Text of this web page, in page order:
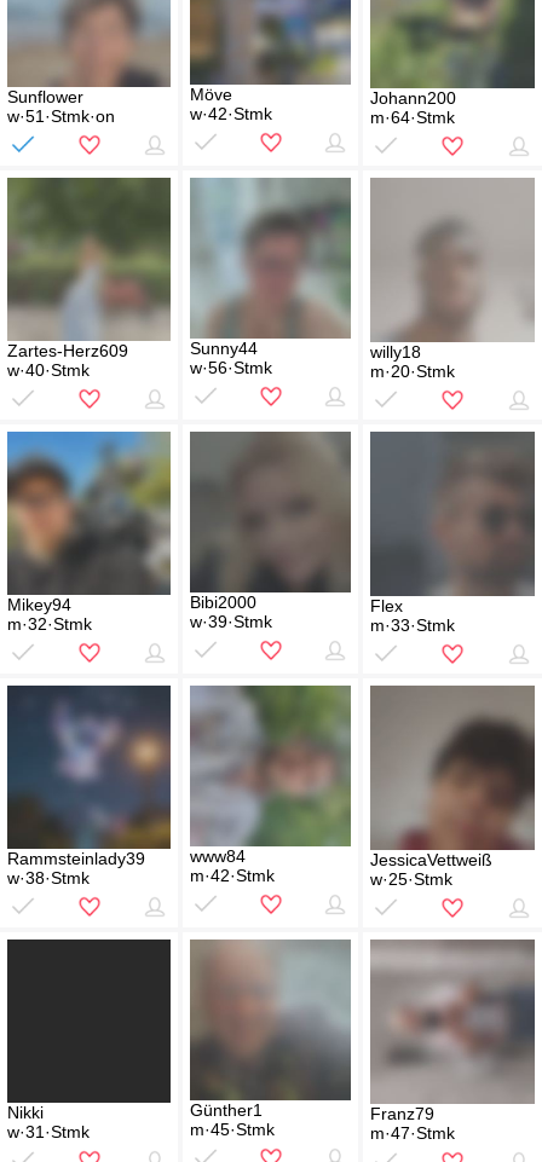
Sunflower
w·51·Stmk·on
Möve
w·42·Stmk
Johann200
m·64·Stmk
Zartes-Herz609
w·40·Stmk
Sunny44
w·56·Stmk
willy18
m·20·Stmk
Mikey94
m·32·Stmk
Bibi2000
w·39·Stmk
Flex
m·33·Stmk
Rammsteinlady39
w·38·Stmk
www84
m·42·Stmk
JessicaVettweiß
w·25·Stmk
Nikki
w·31·Stmk
Günther1
m·45·Stmk
Franz79
m·47·Stmk